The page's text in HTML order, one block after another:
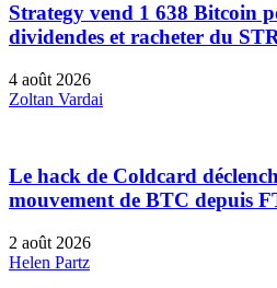
Strategy vend 1 638 Bitcoin
dividendes et racheter du
4 août 2026
Zoltan Vardai
Le hack de Coldcard
mouvement de BTC depuis
2 août 2026
Helen Partz